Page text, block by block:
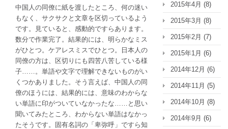
中国人の同僚に紙を渡したところ、何の迷い
もなく、サクサクと文章を区切っているよう
です。見ていると、感動的ですらあります。
数分で作業完了。結果的には、明らかなミス
がひとつ。ケアレスミスでひとつ。日本人の
同僚の方は、区切りにも四苦八苦している様
子……。単語や文字で理解できないものがい
くつかありました。そう言えば、中国人の同
僚のほうには、結果的には、意味のわからな
い単語に印がついていなかったな……と思い
聞いてみたところ、わからない単語はなかっ
たそうです。固有名詞の「卑弥呼」ですら知
2015年4月 (8)
2015年3月 (8)
2015年2月 (7)
2015年1月 (6)
2014年12月 (6)
2014年11月 (5)
2014年10月 (8)
2014年9月 (6)